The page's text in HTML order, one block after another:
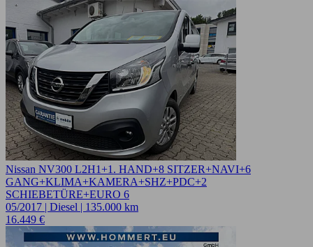
Nissan NV300 L2H1+1. HAND+8 SITZER+NAVI+6
GANG+KLIMA+KAMERA+SHZ+PDC+2
SCHIEBETÜRE+EURO 6
05/2017 | Diesel | 135.000 km
16.449 €